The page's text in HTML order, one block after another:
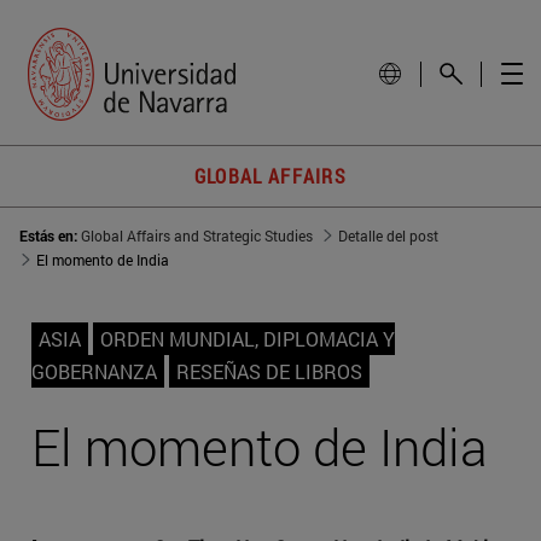
GLOBAL AFFAIRS
Estás en:Global Affairs and Strategic Studies
Detalle del post
El momento de India
ASIA
ORDEN MUNDIAL, DIPLOMACIA Y
GOBERNANZA
RESEÑAS DE LIBROS
El momento de India